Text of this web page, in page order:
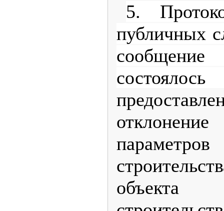
5.
публичных
объекта